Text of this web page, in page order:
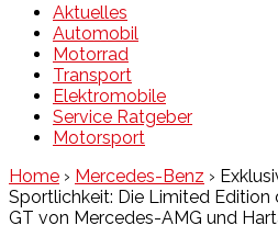
Aktuelles
Automobil
Motorrad
Transport
Elektromobile
Service Ratgeber
Motorsport
Home › Mercedes-Benz ›
Sportlichkeit: Die Limited Edition
GT von Mercedes-AMG und